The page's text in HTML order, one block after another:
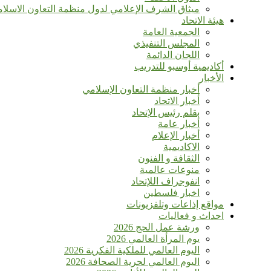
ميثاق الشرف الإعلامي لدول منظمة التعاون
هيئة الاتحاد
الجمعية العامة
المجلس التنفيذي
اللجان الدائمة
أكاديمية أوسبو للتدريب
الأخبار
أخبار منظمة التعاون الإسلامي
أخبار الاتحاد
بقلم رئيس الإتحاد
أخبار عامة
أخبار الإعلام
الاكاديمية
الثقافة و الفنون
منوعات عالمية
انفوجراف اللإتحاد
اخبار فلسطين
مواقع إذاعات وتلفزيونات
احداث و فعاليات
ورشة عمل الحج 2026
يوم المرأة العالمي 2026
اليوم العالمي للملكية الفكرية 2026
اليوم العالمي لحرية الصحافة 2026